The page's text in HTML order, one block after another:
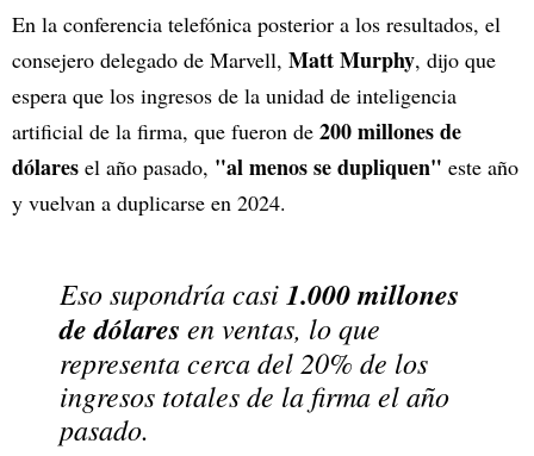
En la conferencia telefónica posterior a los resultados, el
consejero delegado de Marvell, Matt Murphy, dijo que
espera que los ingresos de la unidad de inteligencia
artificial de la firma, que fueron de 200 millones de
dólares el año pasado, "al menos se dupliquen" este año
y vuelvan a duplicarse en 2024.
Eso supondría casi1.000 millones
de dólares en ventas, lo que
representa cerca del 20% de los
ingresos totales de la firma el año
pasado.